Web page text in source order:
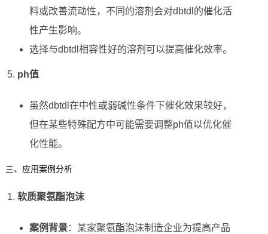
料或改善流动性，不同的溶剂会对dbtdl的催化活
性产生影响。
选择与dbtdl相容性好的溶剂可以提高催化效率。
ph值
虽然dbtdl在中性或弱碱性条件下催化效果较好，
但在某些特殊配方中可能需要调整ph值以优化催
化性能。
三、应用案例分析
软质聚氨酯泡沫
案例背景：某家聚氨酯泡沫制造企业为提高产品